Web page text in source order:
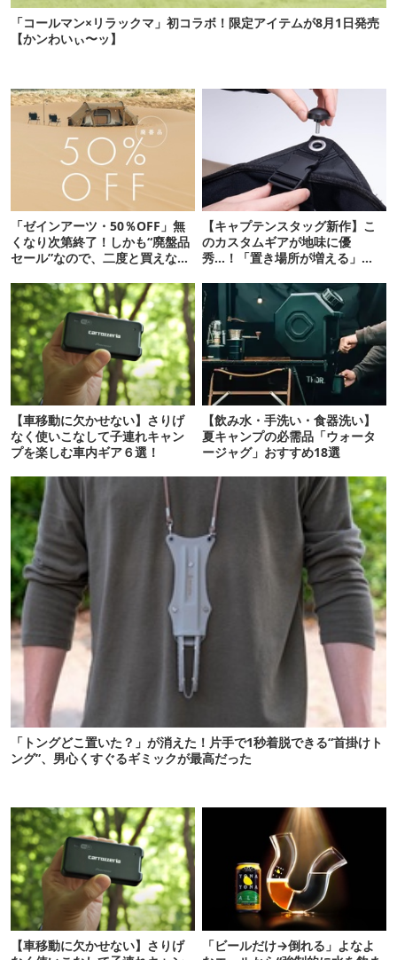
「コールマン×リラックマ」初コラボ！限定アイテムが8月1日発売
【かンわいぃ〜ッ】
「ゼインアーツ・50％OFF」無
くなり次第終了！しかも“廃盤品
セール”なので、二度と買えない
【キャプテンスタッグ新作】こ
のカスタムギアが地味に優
秀…！「置き場所が増える」
【車移動に欠かせない】さりげ
なく使いこなして子連れキャン
プを楽しむ車内ギア６選！
【飲み水・手洗い・食器洗い】
夏キャンプの必需品「ウォータ
ージャグ」おすすめ18選
「トングどこ置いた？」が消えた！片手で1秒着脱できる“首掛けト
ング”、男心くすぐるギミックが最高だった
【車移動に欠かせない】さりげ
「ビールだけ→倒れる」よなよ